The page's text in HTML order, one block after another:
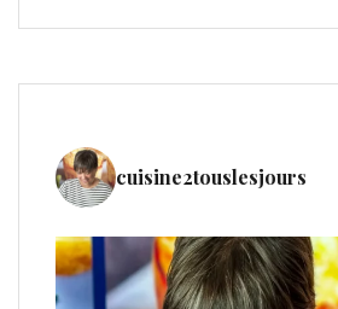
cuisine2touslesjours